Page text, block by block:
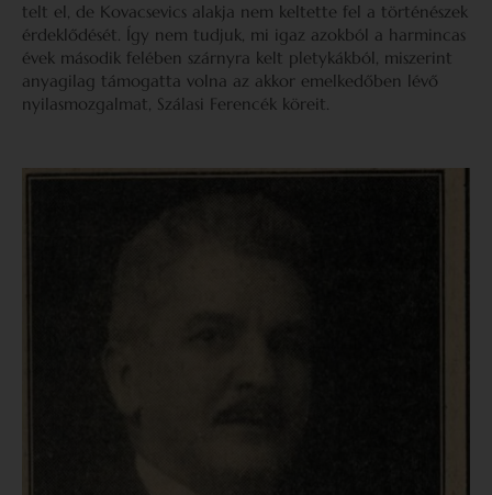
telt el, de Kovacsevics alakja nem keltette fel a történészek
érdeklődését. Így nem tudjuk, mi igaz azokból a harmincas
évek második felében szárnyra kelt pletykákból, miszerint
anyagilag támogatta volna az akkor emelkedőben lévő
nyilasmozgalmat, Szálasi Ferencék köreit.